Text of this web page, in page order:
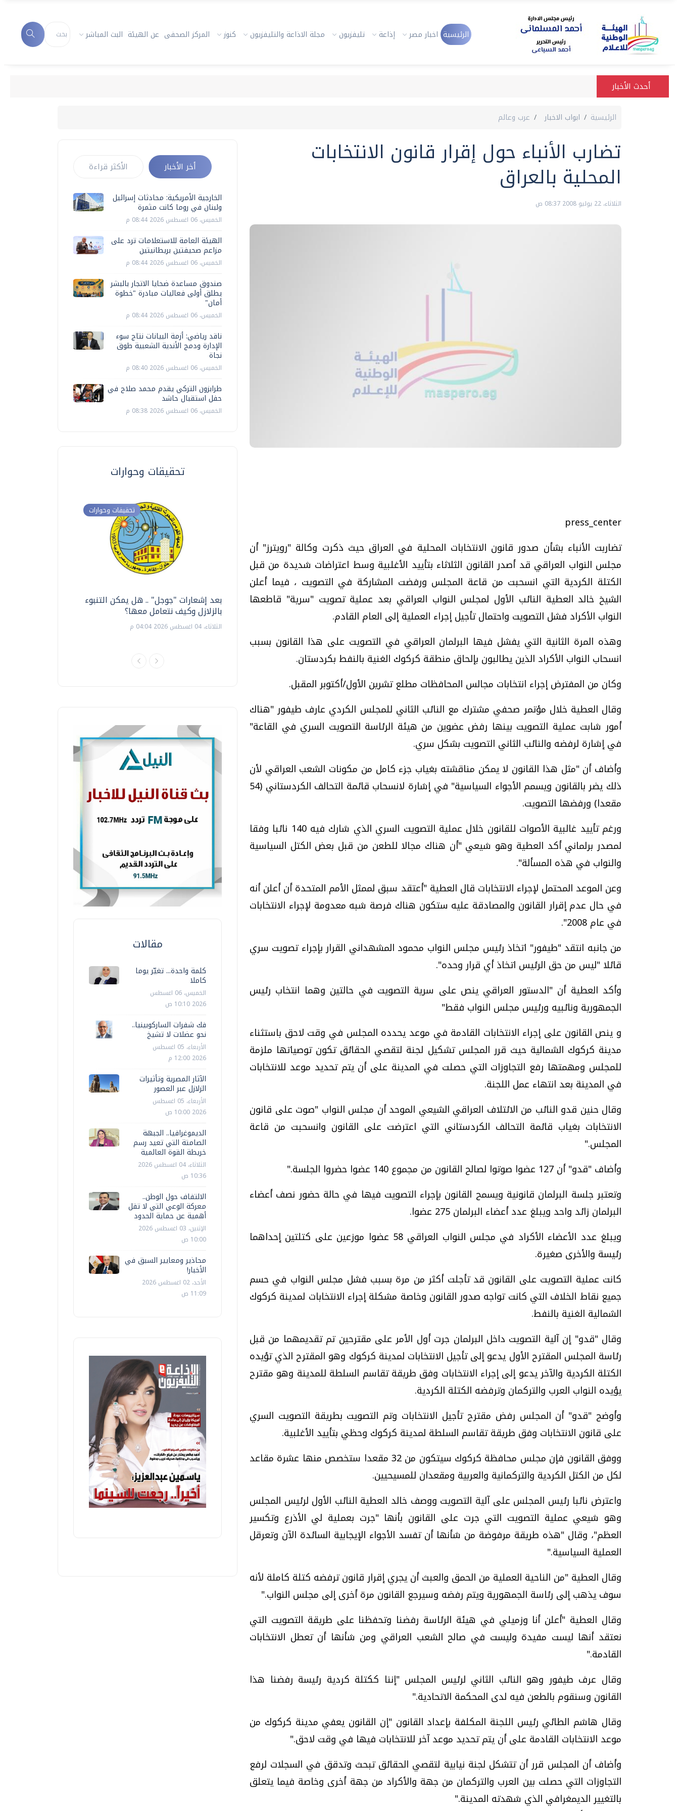
الرئيسية اخبار مصر إذاعة تليفزيون مجلة الاذاعة والتليفزيون كنوز المركز الصحفى عن الهيئة البث المباشر
أحدث الأخبار
الرئيسية ابواب الاخبار عرب وعالم
تضارب الأنباء حول إقرار قانون الانتخابات
المحلية بالعراق
الثلاثاء، 22 يوليو 2008 08:37 ص
press_center
تضاربت الأنباء بشأن صدور قانون الانتخابات المحلية في العراق حيث ذكرت وكالة "رويترز" أن
مجلس النواب العراقي قد أصدر القانون الثلاثاء بتأييد الأغلبية وسط اعتراضات شديدة من قبل
الكتلة الكردية التي انسحبت من قاعة المجلس ورفضت المشاركة في التصويت ، فيما أعلن
الشيخ خالد العطية النائب الأول لمجلس النواب العراقي بعد عملية تصويت "سرية" قاطعها
النواب الأكراد فشل التصويت واحتمال تأجيل إجراء العملية إلى العام القادم.
وهذه المرة الثانية التي يفشل فيها البرلمان العراقي في التصويت على هذا القانون بسبب
انسحاب النواب الأكراد الذين يطالبون بإلحاق منطقة كركوك الغنية بالنفط بكردستان.
وكان من المفترض إجراء انتخابات مجالس المحافظات مطلع تشرين الأول/أكتوبر المقبل.
وقال العطية خلال مؤتمر صحفي مشترك مع النائب الثاني للمجلس الكردي عارف طيفور "هناك
أمور شابت عملية التصويت بينها رفض عضوين من هيئة الرئاسة التصويت السري في القاعة"
في إشارة لرفضه والنائب الثاني التصويت بشكل سري.
وأضاف أن "مثل هذا القانون لا يمكن مناقشته بغياب جزء كامل من مكونات الشعب العراقي لأن
ذلك يضر بالقانون ويسمم الأجواء السياسية" في إشارة لانسحاب قائمة التحالف الكردستاني (54
مقعدا) ورفضها التصويت.
ورغم تأييد غالبية الأصوات للقانون خلال عملية التصويت السري الذي شارك فيه 140 نائبا وفقا
لمصدر برلماني أكد العطية وهو شيعي "أن هناك مجالا للطعن من قبل بعض الكتل السياسية
والنواب في هذه المسألة".
وعن الموعد المحتمل لإجراء الانتخابات قال العطية "أعتقد سبق لممثل الأمم المتحدة أن أعلن أنه
في حال عدم إقرار القانون والمصادقة عليه ستكون هناك فرصة شبه معدومة لإجراء الانتخابات
في عام 2008".
من جانبه انتقد "طيفور" اتخاذ رئيس مجلس النواب محمود المشهداني القرار بإجراء تصويت سري
قائلا "ليس من حق الرئيس اتخاذ أي قرار وحده".
وأكد العطية أن "الدستور العراقي ينص على سرية التصويت في حالتين وهما انتخاب رئيس
الجمهورية ونائبيه ورئيس مجلس النواب فقط"
و ينص القانون على إجراء الانتخابات القادمة في موعد يحدده المجلس في وقت لاحق باستثناء
مدينة كركوك الشمالية حيث قرر المجلس تشكيل لجنة لتقصي الحقائق تكون توصياتها ملزمة
للمجلس ومهمتها رفع التجاوزات التي حصلت في المدينة على أن يتم تحديد موعد للانتخابات
في المدينة بعد انتهاء عمل اللجنة.
وقال حنين قدو النائب من الائتلاف العراقي الشيعي الموحد أن مجلس النواب "صوت على قانون
الانتخابات بغياب قائمة التحالف الكردستاني التي اعترضت على القانون وانسحبت من قاعة
المجلس."
وأضاف "قدو" أن 127 عضوا صوتوا لصالح القانون من مجموع 140 عضوا حضروا الجلسة."
وتعتبر جلسة البرلمان قانونية ويسمح القانون بإجراء التصويت فيها في حالة حضور نصف أعضاء
البرلمان زائد واحد ويبلغ عدد أعضاء البرلمان 275 عضوا.
ويبلغ عدد الأعضاء الأكراد في مجلس النواب العراقي 58 عضوا موزعين على كتلتين إحداهما
رئيسة والأخرى صغيرة.
كانت عملية التصويت على القانون قد تأجلت أكثر من مرة بسبب فشل مجلس النواب في حسم
جميع نقاط الخلاف التي كانت تواجه صدور القانون وخاصة مشكلة إجراء الانتخابات لمدينة كركوك
الشمالية الغنية بالنفط.
وقال "قدو" إن آلية التصويت داخل البرلمان جرت أول الأمر على مقترحين تم تقديمهما من قبل
رئاسة المجلس المقترح الأول يدعو إلى تأجيل الانتخابات لمدينة كركوك وهو المقترح الذي تؤيده
الكتلة الكردية والآخر يدعو إلى إجراء الانتخابات وفق طريقة تقاسم السلطة للمدينة وهو مقترح
يؤيده النواب العرب والتركمان وترفضه الكتلة الكردية.
وأوضح "قدو" أن المجلس رفض مقترح تأجيل الانتخابات وتم التصويت بطريقة التصويت السري
على قانون الانتخابات وفق طريقة تقاسم السلطة لمدينة كركوك وحظي بتأييد الأغلبية.
ووفق القانون فإن مجلس محافظة كركوك سيتكون من 32 مقعدا ستخصص منها عشرة مقاعد
لكل من الكتل الكردية والتركمانية والعربية ومقعدان للمسيحيين.
واعترض نائبا رئيس المجلس على آلية التصويت ووصف خالد العطية النائب الأول لرئيس المجلس
وهو شيعي عملية التصويت التي جرت على القانون بأنها "جرت بعملية لي الأذرع وتكسير
العظم"، وقال "هذه طريقة مرفوضة من شأنها أن تفسد الأجواء الإيجابية السائدة الآن وتعرقل
العملية السياسية."
وقال العطية "من الناحية العملية من الحمق والعبث أن يجري إقرار قانون ترفضه كتلة كاملة لأنه
سوف يذهب إلى رئاسة الجمهورية ويتم رفضه وسيرجع القانون مرة أخرى إلى مجلس النواب."
وقال العطية "أعلن أنا وزميلي في هيئة الرئاسة رفضنا وتحفظنا على طريقة التصويت التي
نعتقد أنها ليست مفيدة وليست في صالح الشعب العراقي ومن شأنها أن تعطل الانتخابات
القادمة."
وقال عرف طيفور وهو النائب الثاني لرئيس المجلس "إننا ككتلة كردية رئيسة رفضنا هذا
القانون وسنقوم بالطعن فيه لدى المحكمة الاتحادية."
وقال هاشم الطائي رئيس اللجنة المكلفة بإعداد القانون "إن القانون يعفي مدينة كركوك من
موعد الانتخابات القادمة على أن يتم تحديد موعد آخر للانتخابات فيها في وقت لاحق."
وأضاف أن المجلس قرر أن تتشكل لجنة نيابية لتقصي الحقائق تبحث وتدقق في السجلات لرفع
التجاوزات التي حصلت بين العرب والتركمان من جهة والأكراد من جهة أخرى وخاصة فيما يتعلق
بالتغيير الديمغرافي الذي شهدته المدينة."
أخر الأخبار الأكثر قراءة
الخارجية الأمريكية: محادثات إسرائيل
ولبنان في روما كانت مثمرة
الخميس، 06 اغسطس 2026 08:44 م
الهيئة العامة للاستعلامات ترد على
مزاعم صحيفتين بريطانيتين
الخميس، 06 اغسطس 2026 08:44 م
صندوق مساعدة ضحايا الاتجار بالبشر
يطلق أولى فعاليات مبادرة "خطوة
أمان"
الخميس، 06 اغسطس 2026 08:44 م
ناقد رياضي: أزمة البيانات نتاج سوء
الإدارة ودمج الأندية الشعبية طوق
نجاة
الخميس، 06 اغسطس 2026 08:40 م
طرابزون التركي يقدم محمد صلاح في
حفل استقبال حاشد
الخميس، 06 اغسطس 2026 08:38 م
تحقيقات وحوارات
تحقيقات وحوارات
بعد إشعارات "جوجل" .. هل يمكن التنبوء
بالزلازل وكيف نتعامل معها؟
الثلاثاء، 04 اغسطس 2026 04:04 م
دليلك للتنسيق الجامعي .. تساؤلات
وإجابات
فيديو.. الإعلام الرقمي.. تقنيات واعدة
وتحديات هائلة
موجات الطقس الساخنة.. لماذا تحدث وكيف
مقالات
كلمة واحدة... تغيّر يوما
كاملا
الخميس، 06 اغسطس
2026 10:10 ص
فك شفرات الساركوبينيا..
نحو عضلات لا تشيخ
الأربعاء، 05 اغسطس
2026 12:00 م
الآثار المصرية وتأثيرات
الزلازل عبر العصور
الأربعاء، 05 اغسطس
2026 10:00 ص
الديموغرافيا.. الجبهة
الصامتة التي تعيد رسم
خريطة القوة العالمية
الثلاثاء، 04 اغسطس 2026
10:36 ص
الالتفاف حول الوطن..
معركة الوعي التي لا تقل
أهمية عن حماية الحدود
الإثنين، 03 اغسطس 2026
10:00 ص
محاذير ومعايير السبق في
الأخبار!
الأحد، 02 اغسطس 2026
11:09 ص